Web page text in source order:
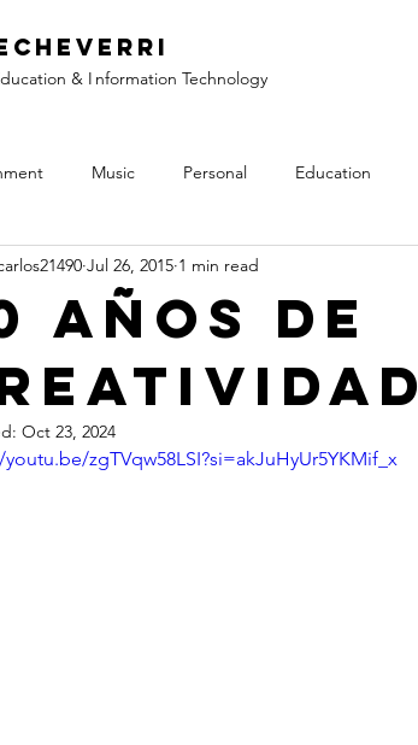
& I nformation Technology
Music Personal Education
años de
Jul 26, 2015 1 min read
Oct 23, 2024
zgTVqw58LSI?si=akJuHyUr5YKMif_x